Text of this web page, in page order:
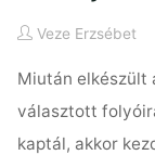
Veze Erzsébet
Miután elkészült
választott
kaptál, akkor